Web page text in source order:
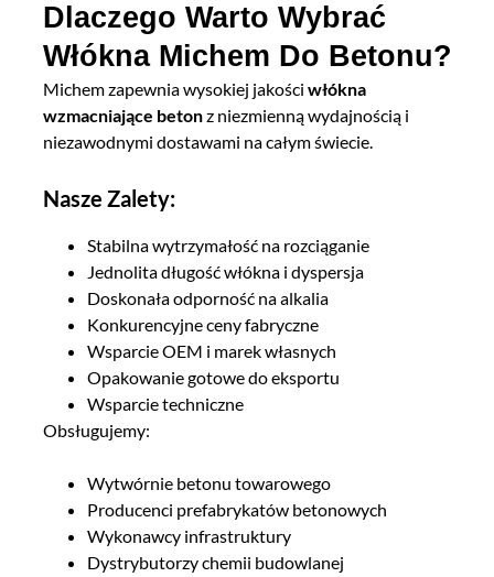
Dlaczego Warto Wybrać
Włókna Michem Do Betonu?
Michem zapewnia wysokiej jakości włókna
wzmacniające betonz niezmienną wydajnością i
niezawodnymi dostawami na całym świecie.
Nasze Zalety:
Stabilna wytrzymałość na rozciąganie
Jednolita długość włókna i dyspersja
Doskonała odporność na alkalia
Konkurencyjne ceny fabryczne
Wsparcie OEM i marek własnych
Opakowanie gotowe do eksportu
Wsparcie techniczne
Obsługujemy:
Wytwórnie betonu towarowego
Producenci prefabrykatów betonowych
Wykonawcy infrastruktury
Dystrybutorzy chemii budowlanej